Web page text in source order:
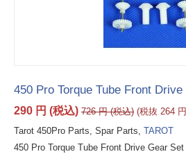
450 Pro Torque Tube Front
290 円 (税込) 726 円(税込) (税抜 264 円
Tarot 450Pro Parts, Spar Parts, TAROT
450 Pro Torque Tube Front Drive Gear Set